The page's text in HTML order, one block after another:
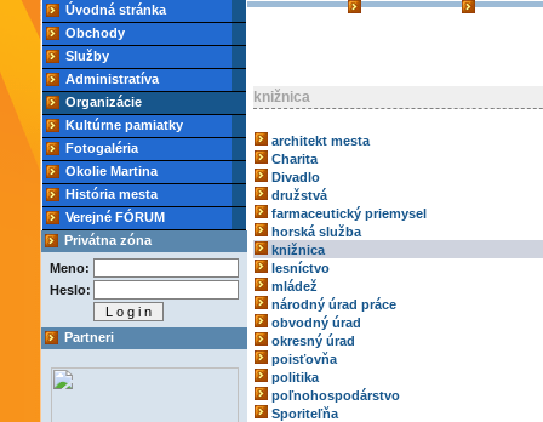
Úvodná stránka
Obchody
Služby
Administratíva
Organizácie
Kultúrne pamiatky
Fotogaléria
Okolie Martina
História mesta
Verejné FÓRUM
Privátna zóna
Meno:
Heslo:
Partneri
knižnica
architekt mesta
Charita
Divadlo
družstvá
farmaceutický priemysel
horská služba
knižnica
lesníctvo
mládež
národný úrad práce
obvodný úrad
okresný úrad
poisťovňa
politika
poľnohospodárstvo
Sporiteľňa